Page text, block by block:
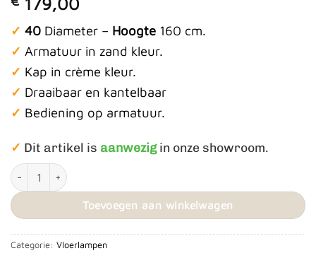
✓ 40 Diameter – Hoogte 160 cm.
✓ Armatuur in zand kleur.
✓ Kap in crème kleur.
✓ Draaibaar en kantelbaar
✓ Bediening op armatuur.
✓ Dit artikel is aanwezigin onze showroom.
Vloerlamp Jacqueline aantal
Toevoegen aan winkelwagen
Categorie: Vloerlampen